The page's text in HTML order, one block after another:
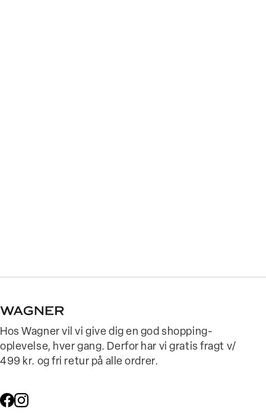
Hos Wagner vil vi give dig en god shopping-
oplevelse, hver gang. Derfor har vi gratis fragt v/
499 kr. og fri retur på alle ordrer.